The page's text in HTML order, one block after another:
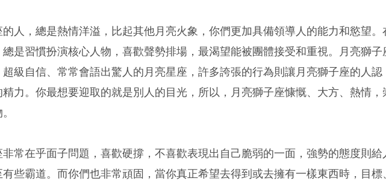
的人，總是熱情洋溢，比起其他月亮火象，你們更加具備領導人的能力和慾望。
是習慣扮演核心人物，喜歡聲勢排場，最渴望能被團體接受和重視。月亮獅子
級自信、常常會語出驚人的月亮星座，許多誇張的行為則讓月亮獅子座的人認
力。你最想要迎取的就是別人的目光，所以，月亮獅子座慷慨、大方、熱情，
常在乎面子問題，喜歡硬撐，不喜歡表現出自己脆弱的一面，強勢的態度則給
些霸道。而你們也非常頑固，當你真正希望去得到或去擁有一樣東西時，目標